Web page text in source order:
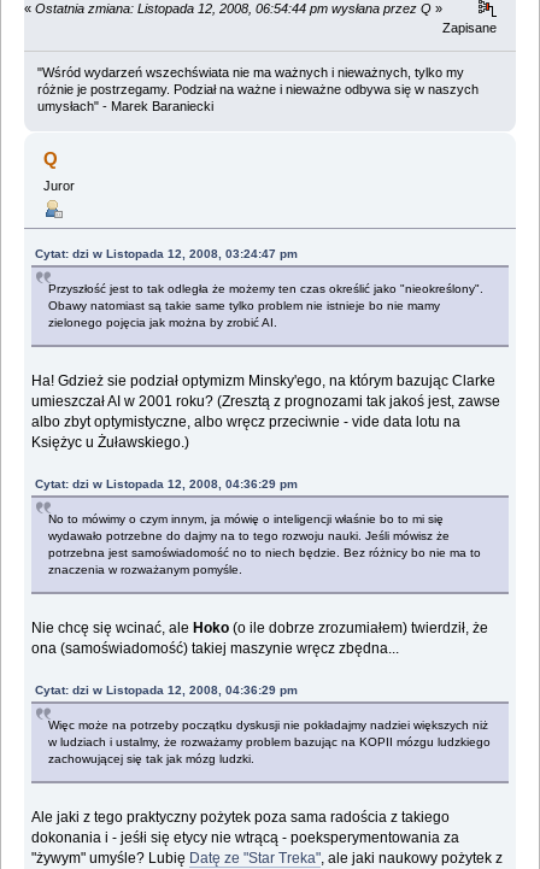
« Ostatnia zmiana: Listopada 12, 2008, 06:54:44 pm wysłana przez Q »
Zapisane
"Wśród wydarzeń wszechświata nie ma ważnych i nieważnych, tylko my
różnie je postrzegamy. Podział na ważne i nieważne odbywa się w naszych
umysłach" - Marek Baraniecki
Q
Juror
Cytat: dzi w Listopada 12, 2008, 03:24:47 pm
Przyszłość jest to tak odległa że możemy ten czas określić jako "nieokreślony".
Obawy natomiast są takie same tylko problem nie istnieje bo nie mamy
zielonego pojęcia jak można by zrobić AI.
Ha! Gdzież sie podział optymizm Minsky'ego, na którym bazując Clarke
umieszczał AI w 2001 roku? (Zresztą z prognozami tak jakoś jest, zawse
albo zbyt optymistyczne, albo wręcz przeciwnie - vide data lotu na
Księżyc u Żuławskiego.)
Cytat: dzi w Listopada 12, 2008, 04:36:29 pm
No to mówimy o czym innym, ja mówię o inteligencji właśnie bo to mi się
wydawało potrzebne do dajmy na to tego rozwoju nauki. Jeśli mówisz że
potrzebna jest samoświadomość no to niech będzie. Bez różnicy bo nie ma to
znaczenia w rozważanym pomyśle.
Nie chcę się wcinać, ale Hoko (o ile dobrze zrozumiałem) twierdził, że
ona (samoświadomość) takiej maszynie wręcz zbędna...
Cytat: dzi w Listopada 12, 2008, 04:36:29 pm
Więc może na potrzeby początku dyskusji nie pokładajmy nadziei większych niż
w ludziach i ustalmy, że rozważamy problem bazując na KOPII mózgu ludzkiego
zachowującej się tak jak mózg ludzki.
Ale jaki z tego praktyczny pożytek poza sama radościa z takiego
dokonania i - jeśłi się etycy nie wtrącą - poeksperymentowania za
"żywym" umyśle? Lubię Datę ze "Star Treka", ale jaki naukowy pożytek z